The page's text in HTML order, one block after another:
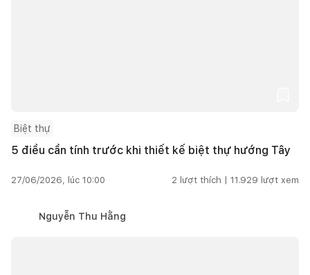
Biệt thự
5 điều cần tính trước khi thiết kế biệt thự hướng Tây
27/06/2026, lúc 10:00 2 lượt thích | 11.929 lượt xem
Nguyễn Thu Hằng